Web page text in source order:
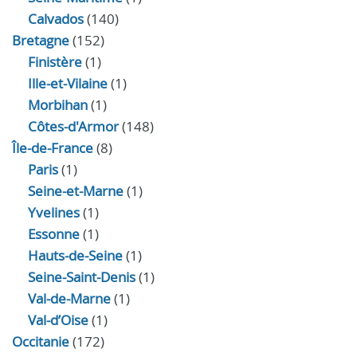
Calvados(140)
Bretagne(152)
Finistère(1)
Ille-et-Vilaine(1)
Morbihan(1)
Côtes-d'Armor(148)
Île-de-France(8)
Paris(1)
Seine-et-Marne(1)
Yvelines(1)
Essonne(1)
Hauts-de-Seine(1)
Seine-Saint-Denis(1)
Val-de-Marne(1)
Val-d’Oise(1)
Occitanie(172)